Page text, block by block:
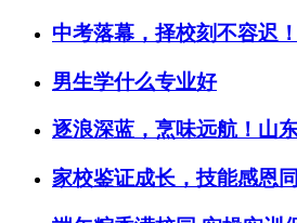
中考落幕，择校刻不容迟！
男生学什么专业好
逐浪深蓝，烹味远航！山
家校鉴证成长，技能感恩